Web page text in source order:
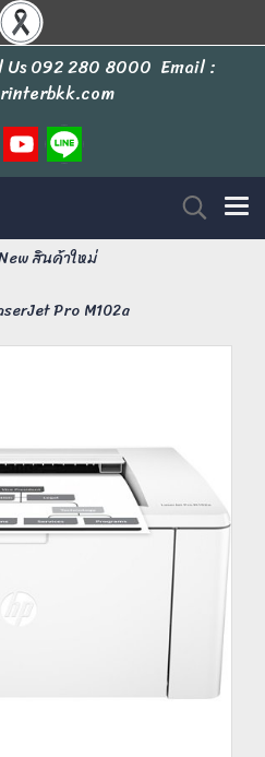
092 280 8000 Email :
สินค้าใหม่
Pro M102a